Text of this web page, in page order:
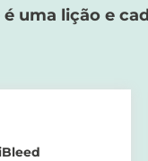
é uma lição e